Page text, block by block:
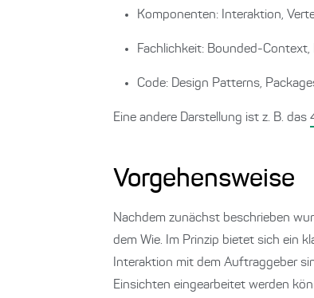
Komponenten: Interaktion,
Fachlichkeit: Bounded-
Code: Design Patterns,
Eine andere Darstellung ist z. B. das
Vorgehensweise
Nachdem zunächst beschrieben
dem Wie. Im Prinzip bietet sich ein
Interaktion mit dem Auftraggeber
Einsichten eingearbeitet werden